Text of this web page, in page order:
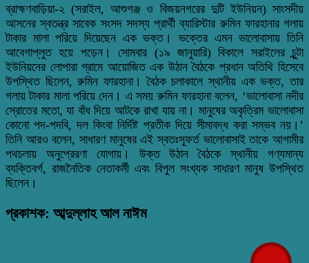
ব্রাহ্মণবাড়িয়া-২ (সরাইল, আশুগঞ্জ ও বিজয়নগরের দুটি ইউনিয়ন) সাংসদীয়
আসনের স্বতন্ত্র সাবেক সংসদ সদস্য প্রার্থী ব্যারিস্টার রুমিন ফারহানার গলায়
টাকার মালা পরিয়ে দিয়েছেন এক ভক্ত। ভক্তের এমন ভালোবাসায় তিনি
আবেগাপ্লুত হয়ে পড়েন। সোমবার (১৯ জানুয়ারি) বিকালে সরাইলের চুন্টা
ইউনিয়নের লোপারা গ্রামে আয়োজিত এক উঠান বৈঠকে প্রধান অতিথি হিসেবে
উপস্থিত ছিলেন, রুমিন ফারহানা। বৈঠক চলাকালে স্থানীয় এক ভক্ত, তার
গলায় টাকার মালা পরিয়ে দেন। এ সময় রুমিন ফারহানা বলেন, ‘ভালোবাসা নদীর
স্রোতের মতো, যা বাঁধ দিয়ে আটকে রাখা যায় না। মানুষের অকৃত্রিম ভালোবাসা
কোনো পদ-পদবি, দল কিংবা নির্দিষ্ট প্রতীক দিয়ে সীমাবদ্ধ করা সম্ভব নয়।’
তিনি আরও বলেন, সাধারণ মানুষের এই স্বতঃস্ফূর্ত ভালোবাসাই তাকে আগামীর
পথচলায় অনুপ্রেরণা যোগায়। উক্ত উঠান বৈঠকে স্থানীয় গণ্যমান্য
ব্যক্তিবর্গ, রাজনৈতিক নেতাকর্মী এবং বিপুল সংখ্যক সাধারণ মানুষ উপস্থিত
ছিলেন।
প্রকাশক: আব্দুল্লাহ আল নাঈম